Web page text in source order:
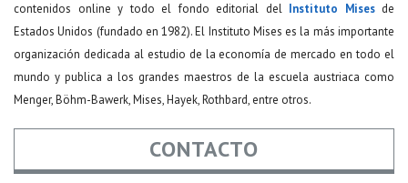
contenidos online y todo el fondo editorial del Instituto Misesde
Estados Unidos (fundado en 1982). El Instituto Mises es la más importante
organización dedicada al estudio de la economía de mercado en todo el
mundo y publica a los grandes maestros de la escuela austriaca como
Menger, Böhm-Bawerk, Mises, Hayek, Rothbard, entre otros.
CONTACTO